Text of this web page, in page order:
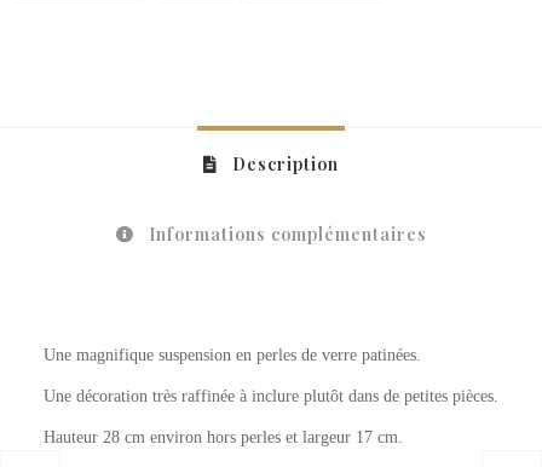
Description
Informations complémentaires
Une magnifique suspension en perles de verre patinées.
Une décoration très raffinée à inclure plutôt dans de petites pièces.
Hauteur 28 cm environ hors perles et largeur 17 cm.